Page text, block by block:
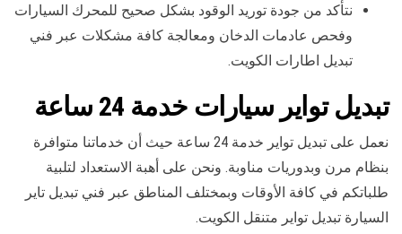
نتأكد من جودة توريد الوقود بشكل صحيح للمحرك السيارات
وفحص عادمات الدخان ومعالجة كافة مشكلات عبر فني
تبديل اطارات الكويت.
تبديل تواير سيارات خدمة 24 ساعة
نعمل على تبديل تواير خدمة 24 ساعة حيث أن خدماتنا متوافرة
بنظام مرن وبدوريات مناوبة. ونحن على أهبة الاستعداد لتلبية
طلباتكم في كافة الأوقات وبمختلف المناطق عبر فني تبديل تاير
السيارة تبديل تواير متنقل الكويت.